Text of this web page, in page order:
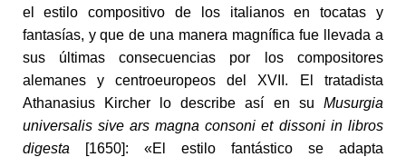
el estilo compositivo de los italianos en tocatas y
fantasías, y que de una manera magnífica fue llevada a
sus últimas consecuencias por los compositores
alemanes y centroeuropeos del XVII. El tratadista
Athanasius Kircher lo describe así en su Musurgia
universalis sive ars magna consoni et dissoni in libros
digesta [1650]: «El estilo fantástico se adapta